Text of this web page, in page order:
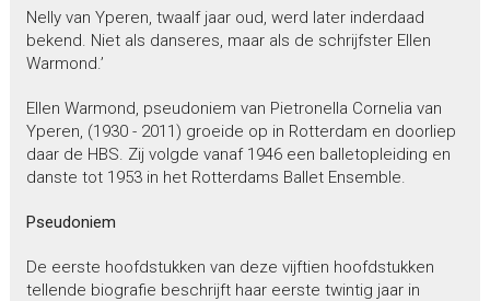
Nelly van Yperen, twaalf jaar oud, werd later inderdaad
bekend. Niet als danseres, maar als de schrijfster Ellen
Warmond.’
Ellen Warmond, pseudoniem van Pietronella Cornelia van
Yperen, (1930 - 2011) groeide op in Rotterdam en doorliep
daar de HBS. Zij volgde vanaf 1946 een balletopleiding en
danste tot 1953 in het Rotterdams Ballet Ensemble.
Pseudoniem
De eerste hoofdstukken van deze vijftien hoofdstukken
tellende biografie beschrijft haar eerste twintig jaar in